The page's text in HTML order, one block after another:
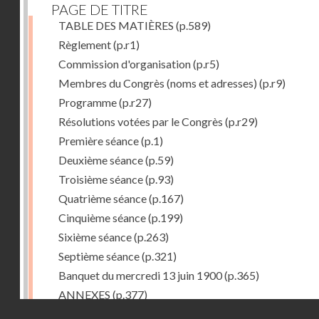
PAGE DE TITRE
TABLE DES MATIÈRES (p.589)
Règlement(p.r1)
Commission d'organisation(p.r5)
Membres du Congrès (noms et adresses) (p.r9)
Programme(p.r27)
Résolutions votées par le Congrès (p.r29)
Première séance(p.1)
Deuxième séance(p.59)
Troisième séance(p.93)
Quatrième séance(p.167)
Cinquième séance(p.199)
Sixième séance(p.263)
Septième séance(p.321)
Banquet du mercredi 13 juin 1900(p.365)
ANNEXES (p.377)